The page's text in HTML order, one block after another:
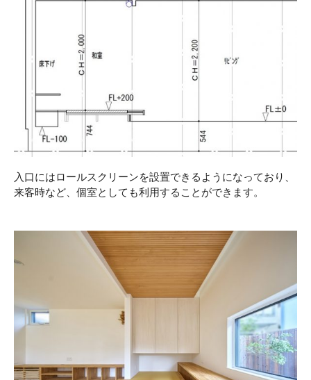
入口にはロールスクリーンを設置できるようになっており、
来客時など、個室としても利用することができます。